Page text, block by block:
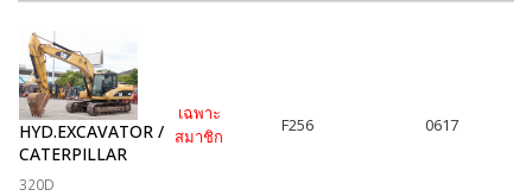
HYD.EXCAVATOR /
CATERPILLAR
320D
เฉพาะ
สมาชิก
F256 0617